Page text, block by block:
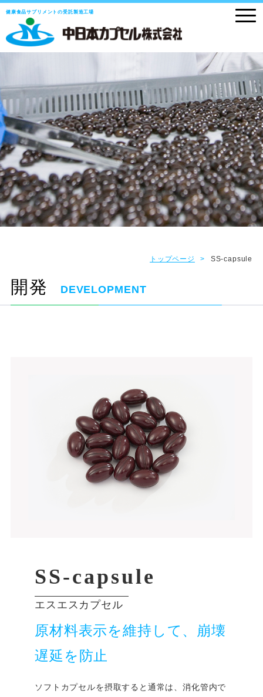
健康食品サプリメントの受託製造工場
トップページ SS-capsule
開発 DEVELOPMENT
SS-capsule
エスエスカプセル
原材料表示を維持して、崩壊
遅延を防止
ソフトカプセルを摂取すると通常は、消化管内で